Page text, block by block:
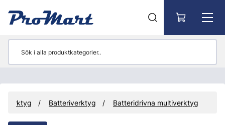
Verktyg Batteriverktyg Batteridrivna multiverktyg